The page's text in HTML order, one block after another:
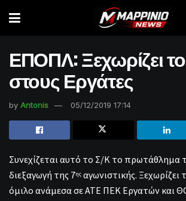
ΕΠΟΠΛ: Ξεχωρίζει
στους Εργάτες
by Antonis 05/12/2019 17:14
Συνεχίζεται αυτό το Σ/Κ το πρωτάθλημα
διεξαγωγή της 7ης αγωνιστικής. Ξεχωρίζει
όμιλο ανάμεσα σε ΑΤΕ ΠΕΚ Εργατών και